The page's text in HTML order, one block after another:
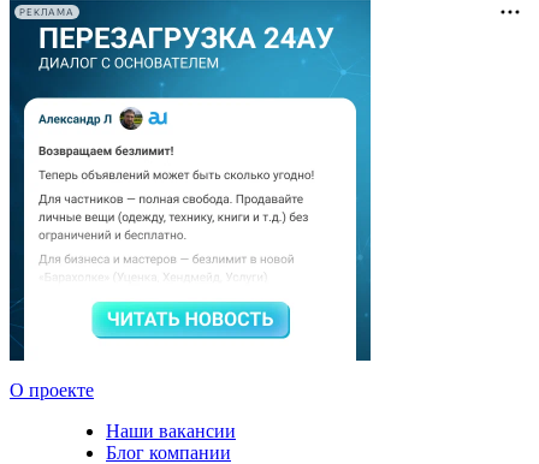
РЕКЛАМА
О проекте
Наши вакансии
Блог компании